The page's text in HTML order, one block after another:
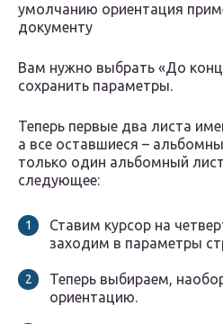
умолчанию ориентация
документу
Вам нужно выбрать «До
сохранить параметры.
Теперь первые два листа
а все оставшиеся –
только один альбомный
следующее:
Ставим курсор на
заходим в параметры
Теперь выбираем,
ориентацию.